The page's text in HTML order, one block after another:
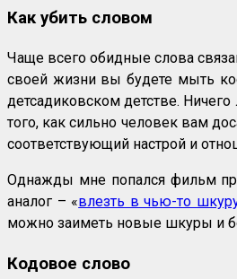
Как убить словом
Чаще всего обидные слова
своей жизни вы будете мыть
детсадиковском детстве.
того, как сильно человек вам
соответствующий настрой и
Однажды мне попался фильм
аналог – «влезть в чью-то
можно заиметь новые шкуры и
Кодовое слово